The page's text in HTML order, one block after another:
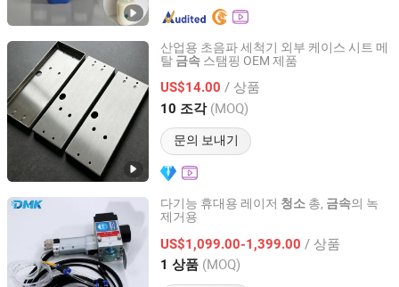
산업용 초음파 세척기 외부 케이스 시트 메
탈 금속 스탬핑 OEM 제품
US$14.00 / 상품
10 조각 (MOQ)
문의 보내기
Shenzhen Lingxuan Supply Chain Technology Co., Ltd.
Guangdong, China 이후 2026
다기능 휴대용 레이저 청소 총, 금속의 녹
제거용
US$1,099.00-1,399.00 / 상품
1 상품 (MOQ)
Demark (Wuhan) Technology Co., Ltd
Hubei, China 이후 2011